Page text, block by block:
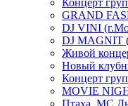
Концерт
GRAND
DJ VINI
DJ MAGNIT
Живой
Новый
Концерт
MOVIE
Птаха, МС